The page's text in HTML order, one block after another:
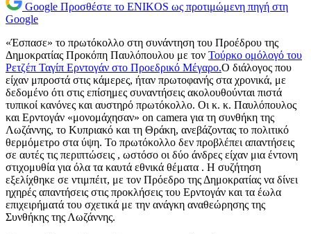
Google Προσθέστε το ENIKOS ως προτιμώμενη πηγή στη
Google
«Έσπασε» το πρωτόκολλο στη συνάντηση του Προέδρου της
Δημοκρατίας Προκόπη Παυλόπουλου με τον Τούρκο ομόλογό του
Ρετζέπ Ταγίπ Ερντογάν στο Προεδρικό Μέγαρο.Ο διάλογος που
είχαν μπροστά στις κάμερες, ήταν πρωτοφανής στα χρονικά, με
δεδομένο ότι στις επίσημες συναντήσεις ακολουθούνται πιστά
τυπικοί κανόνες και αυστηρό πρωτόκολλο. Οι κ. κ. Παυλόπουλος
και Ερντογάν «μονομάχησαν» on camera για τη συνθήκη της
Λωζάννης, το Κυπριακό και τη Θράκη, ανεβάζοντας το πολιτικό
θερμόμετρο στα ύψη. Το πρωτόκολλο δεν προβλέπει απαντήσεις
σε αυτές τις περιπτώσεις , ωστόσο οι δύο άνδρες είχαν μια έντονη
στιχομυθία για όλα τα καυτά εθνικά θέματα . Η συζήτηση
εξελίχθηκε σε ντιμπέιτ, με τον Πρόεδρο της Δημοκρατίας να δίνει
ηχηρές απαντήσεις στις προκλήσεις του Ερντογάν και τα έωλα
επιχειρήματά του σχετικά με την ανάγκη αναθεώρησης της
Συνθήκης της Λωζάννης.